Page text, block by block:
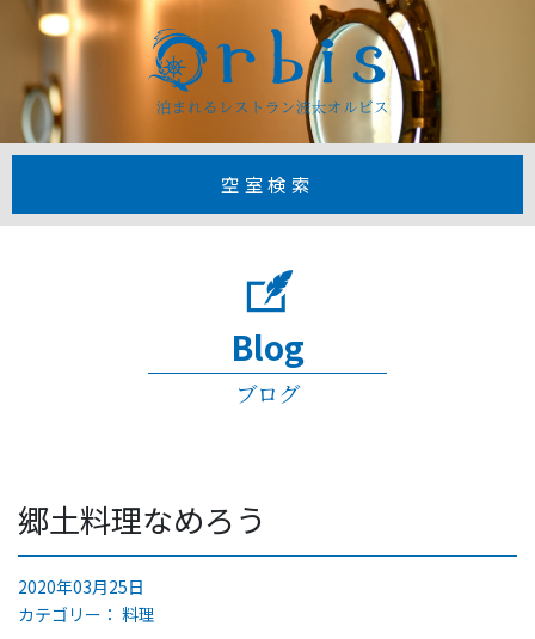
【公式】1日3
空室検索
Blog
ブログ
郷土料理なめろう
2020年03月25日
カテゴリー： 料理